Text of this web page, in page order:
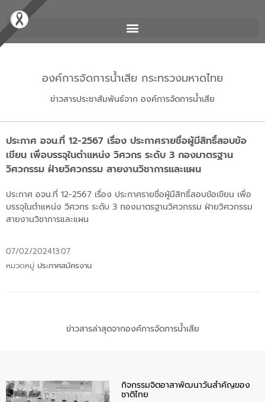
องค์การจัดการน้ำเสีย กระทรวงมหาดไทย
ข่าวสารประชาสัมพันธ์จาก องค์การจัดการน้ำเสีย
ประกาศ อจน.ที่ 12-2567 เรื่อง ประกาศรายชื่อผู้มีสิทธิ์สอบข้อ
เขียน เพื่อบรรจุในตำแหน่ง วิศวกร ระดับ 3 กองมาตรฐาน
วิศวกรรม ฝ่ายวิศวกรรม สายงานวิชาการและแผน
ประกาศ อจน.ที่ 12-2567 เรื่อง ประกาศรายชื่อผู้มีสิทธิ์สอบข้อเขียน เพื่อ
บรรจุในตำแหน่ง วิศวกร ระดับ 3 กองมาตรฐานวิศวกรรม ฝ่ายวิศวกรรม
สายงานวิชาการและแผน
07/02/202413:07
หมวดหมู่ ประกาศสมัครงาน
ข่าวสารล่าสุดจากองค์การจัดการน้ำเสีย
กิจกรรมจิตอาสาพัฒนาวันสําคัญของ
ชาติไทย